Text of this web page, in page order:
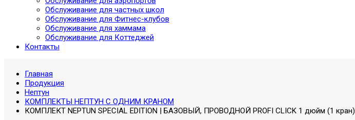
Обслуживание для частных школ
Обслуживание для Фитнес-клубов
Обслуживание для хаммама
Обслуживание для Коттеджей
Контакты
Главная
Продукция
Нептун
КОМПЛЕКТЫ НЕПТУН С ОДНИМ КРАНОМ
КОМПЛЕКТ NEPTUN SPECIAL EDITION | БАЗОВЫЙ, ПРОВОДНОЙ PROFI CLICK 1 дюйм (1 кран)